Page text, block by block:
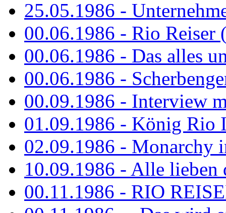
25.05.1986 -
00.06.1986 - Rio Reiser
00.06.1986 - Das alles
00.06.1986 -
00.09.1986 - Interview
01.09.1986 - König Rio
02.09.1986 - Monarchy
10.09.1986 - Alle lieben
00.11.1986 - RIO